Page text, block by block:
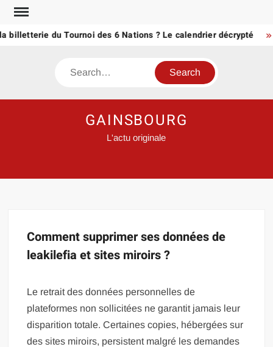
Skip
content
billetterie du Tournoi des 6 Nations ? Le calendrier décrypté
Search
GAINSBOURG
L'actu originale
Comment supprimer ses données de
leakilefia et sites miroirs ?
Le retrait des données personnelles de
plateformes non sollicitées ne garantit jamais leur
disparition totale. Certaines copies, hébergées sur
des sites miroirs, persistent malgré les demandes